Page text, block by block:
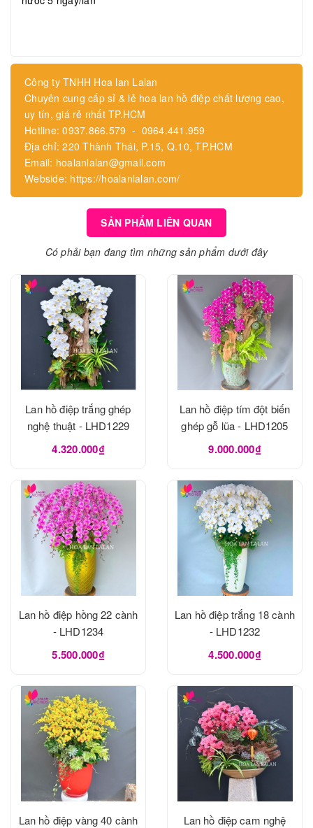
Công ty TNHH Hoa lan Lalan
Chuyên cung cấp sỉ & lẻ hoa lan hồ điệp chất lượng cao,
uy tín, giá rẻ nhất TP.HCM
Hotline: 0937.866.579 - 0964.441.959
Địa chỉ: 220 Thành Thái, P.15, Q.10, TP.HCM
Email: hoalanlalan@gmail.com
Webside: https://hoalanlalan.com/
SẢN PHẨM LIÊN QUAN
Có phải bạn đang tìm những sản phẩm dưới đây
Lan hồ điệp trắng ghép
nghệ thuật - LHD1229
4.320.000₫
Lan hồ điệp tím đột biến
ghép gỗ lũa - LHD1205
9.000.000₫
Lan hồ điệp hồng 22 cành
- LHD1234
5.500.000₫
Lan hồ điệp trắng 18 cành
- LHD1232
4.500.000₫
Lan hồ điệp vàng 40 cành
Lan hồ điệp cam nghệ